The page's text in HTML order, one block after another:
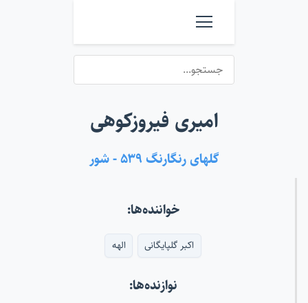
امیری فیروزکوهی
گلهای رنگارنگ ۵۳۹ - شور
خواننده‌ها:
اکبر گلپایگانی الهه
نوازنده‌ها: